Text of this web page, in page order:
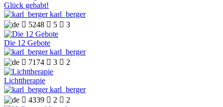
Glück gehabt!
karl_berger
 5248  5  3
Die 12 Gebote
karl_berger
 7174  3  2
Lichttherapie
karl_berger
 4339  2  2